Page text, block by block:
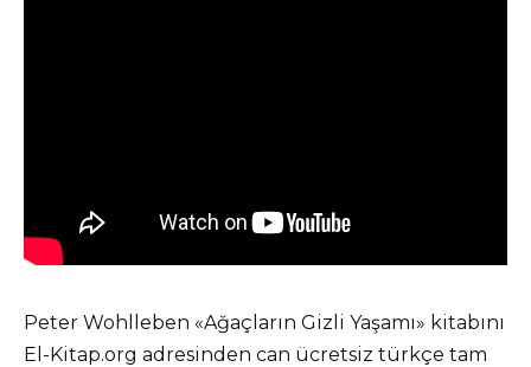
Peter Wohlleben «Ağaçların Gizli Yaşamı» kitabını
El-Kitap.org adresinden can ücretsiz türkçe tam